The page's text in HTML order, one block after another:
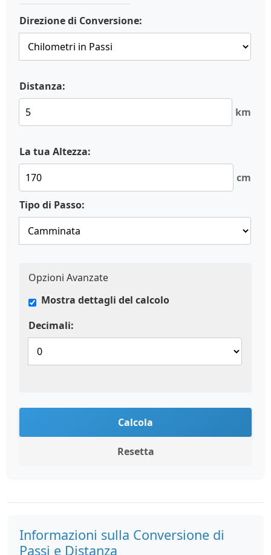
Direzione di Conversione:
Distanza:
km
La tua Altezza:
cm
Tipo di Passo:
Opzioni Avanzate
Mostra dettagli del calcolo
Decimali:
Calcola
Resetta
Informazioni sulla Conversione di
Passi e Distanza